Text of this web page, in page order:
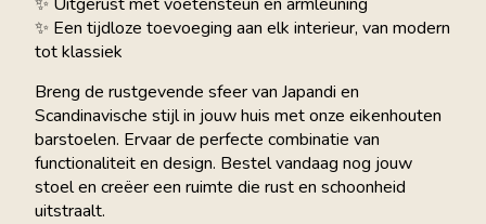
✨ Een tijdloze toevoeging aan elk interieur, van modern
tot klassiek
Breng de rustgevende sfeer van Japandi en
Scandinavische stijl in jouw huis met onze eikenhouten
barstoelen. Ervaar de perfecte combinatie van
functionaliteit en design. Bestel vandaag nog jouw
stoel en creëer een ruimte die rust en schoonheid
uitstraalt.